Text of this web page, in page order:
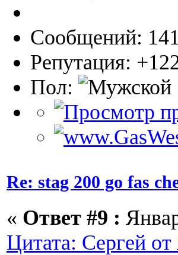
Сообщений:
Репутация:
Пол:
Re: stag 200 go fas
« Ответ #9 :
Цитата: Сергей